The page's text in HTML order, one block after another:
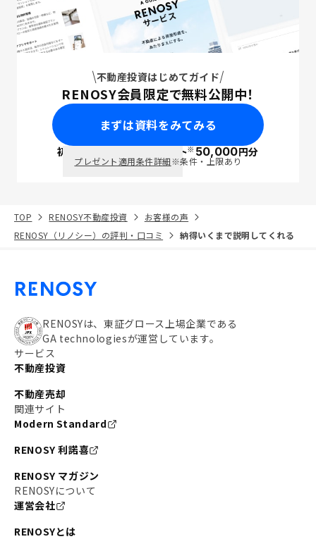
不動産投資はじめてガイド
RENOSY会員限定で無料公開中！
まずは資料をみてみる
初回面談で ポイント※50,000円分
プレゼント適用条件詳細※条件・上限あり
TOP RENOSY不動産投資
お客様の声
RENOSY（リノシー）の評判・口コミ
納得いくまで説明してくれる
RENOSYは、東証グロース上場企業である
GA technologiesが運営しています。
サービス
不動産投資
不動産売却
関連サイト
Modern Standard
RENOSY 利諾喜
RENOSY マガジン
RENOSYについて
運営会社
RENOSYとは